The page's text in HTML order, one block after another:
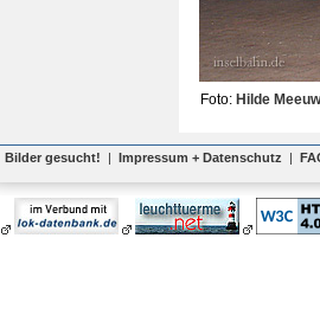
Foto: Hilde Meeuw
Bilder gesucht! | Impressum + Datenschutz |